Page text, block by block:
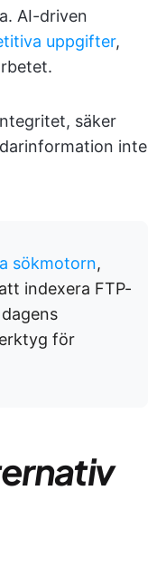
AI-driven
uppgifter,
säker
inte
sökmotorn,
indexera FTP-
för